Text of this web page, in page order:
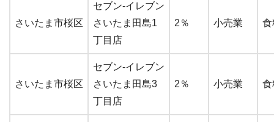
さいたま市桜区
セブン-イレブン
さいたま田島1
丁目店
2％ 小売業 食
さいたま市桜区
セブン-イレブン
さいたま田島3
丁目店
2％ 小売業 食